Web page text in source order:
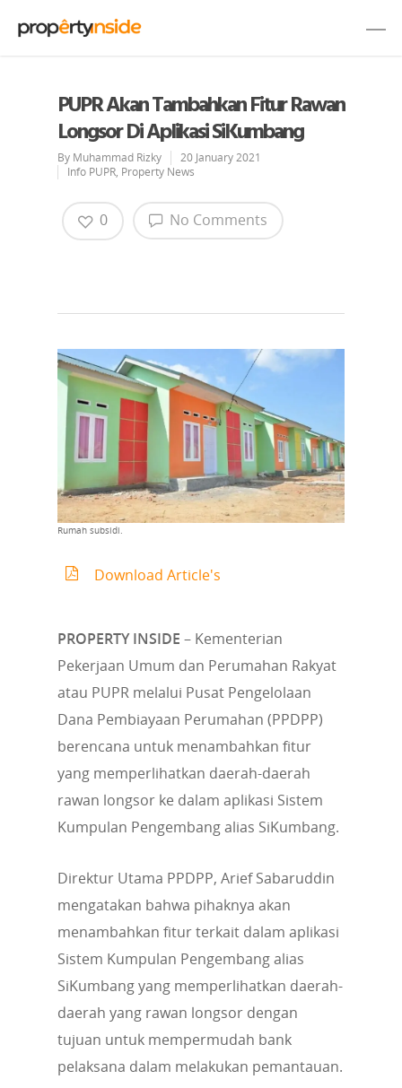
PUPR Akan Tambahkan Fitur Rawan
Longsor Di Aplikasi SiKumbang
By Muhammad Rizky
20 January 2021
Info PUPR, Property News
No Comments
0
Rumah subsidi.
Download Article's
PROPERTY INSIDE – Kementerian
Pekerjaan Umum dan Perumahan Rakyat
atau PUPR melalui Pusat Pengelolaan
Dana Pembiayaan Perumahan (PPDPP)
berencana untuk menambahkan fitur
yang memperlihatkan daerah-daerah
rawan longsor ke dalam aplikasi Sistem
Kumpulan Pengembang alias SiKumbang.
Direktur Utama PPDPP, Arief Sabaruddin
mengatakan bahwa pihaknya akan
menambahkan fitur terkait dalam aplikasi
Sistem Kumpulan Pengembang alias
SiKumbang yang memperlihatkan daerah-
daerah yang rawan longsor dengan
tujuan untuk mempermudah bank
pelaksana dalam melakukan pemantauan.